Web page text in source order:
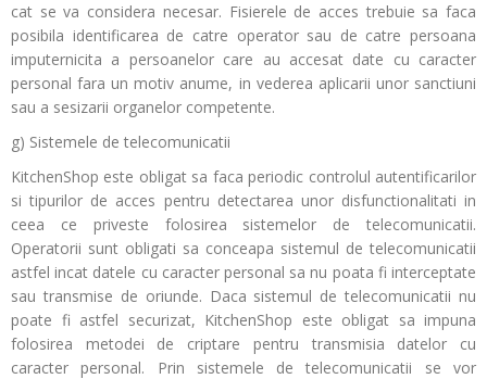
cat se va considera necesar. Fisierele de acces trebuie sa faca
posibila identificarea de catre operator sau de catre persoana
imputernicita a persoanelor care au accesat date cu caracter
personal fara un motiv anume, in vederea aplicarii unor sanctiuni
sau a sesizarii organelor competente.
g) Sistemele de telecomunicatii
KitchenShop este obligat sa faca periodic controlul autentificarilor
si tipurilor de acces pentru detectarea unor disfunctionalitati in
ceea ce priveste folosirea sistemelor de telecomunicatii.
Operatorii sunt obligati sa conceapa sistemul de telecomunicatii
astfel incat datele cu caracter personal sa nu poata fi interceptate
sau transmise de oriunde. Daca sistemul de telecomunicatii nu
poate fi astfel securizat, KitchenShop este obligat sa impuna
folosirea metodei de criptare pentru transmisia datelor cu
caracter personal. Prin sistemele de telecomunicatii se vor